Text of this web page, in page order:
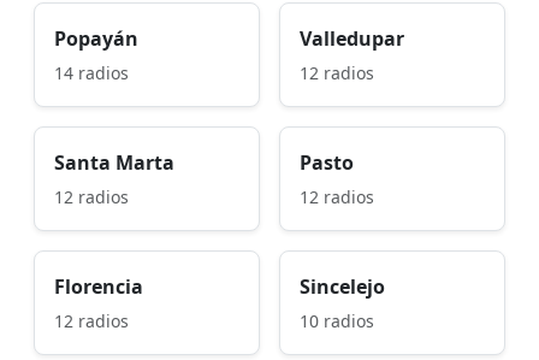
Popayán
14 radios
Valledupar
12 radios
Santa Marta
12 radios
Pasto
12 radios
Florencia
12 radios
Sincelejo
10 radios